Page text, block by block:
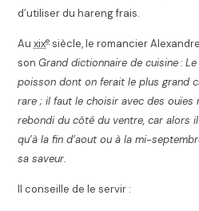
d’utiliser du hareng frais.
Auxixe siècle, le romancier
sonGrand dictionnaire de cuisine :
poisson dont on ferait le plus grand
rare ; il faut le choisir avec des ouïes
rebondi du côté du ventre, car alors
qu’à la fin d’aout ou à la mi-
sa saveur.
Il conseille de le servir :